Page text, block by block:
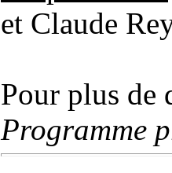
et Claude
Pour plus de
Programme